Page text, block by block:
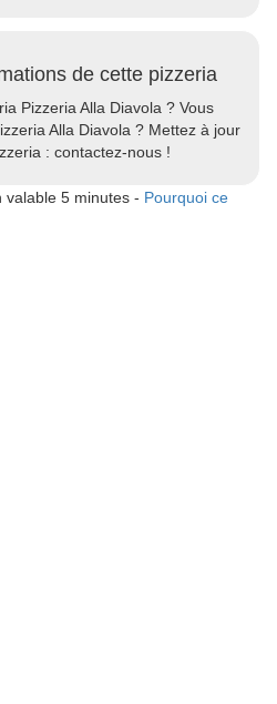
de cette pizzeria
Pizzeria Alla Diavola ? Vous
Alla Diavola ? Mettez à jour
: contactez-nous !
valable 5 minutes - Pourquoi ce